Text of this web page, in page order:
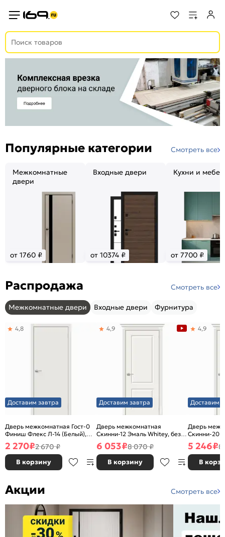
Популярные категории Смотреть все
Межкомнатные
двери
от 1760 ₽
Входные двери
от 10374 ₽
Кухни и
от 7700 ₽
Распродажа Смотреть все
Межкомнатные двери Входные двери Фурнитура
Доставим завтра
Дверь межкомнатная Гост-0
Финиш Флекс Л-14 (Белый),
глухая, каркасно-щитовая
4,8
2 270₽2 670 ₽
В корзину
Доставим завтра
Дверь межкомнатная
Скинни-12 Эмаль Whitey, без
декора, глухая, без стекла,
без кромки, скиновая
4,9
6 053₽8 070 ₽
В корзину
Доставим
Дверь
Скинни-20
декора,
без кромки,
4,9
5 246₽8
В
Акции Смотреть все